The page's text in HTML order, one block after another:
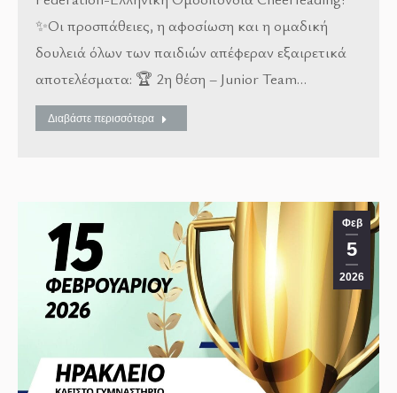
✨Οι προσπάθειες, η αφοσίωση και η ομαδική
δουλειά όλων των παιδιών απέφεραν εξαιρετικά
αποτελέσματα: 🏆 2η θέση – Junior Team…
Διαβάστε περισσότερα
Φεβ
5
2026